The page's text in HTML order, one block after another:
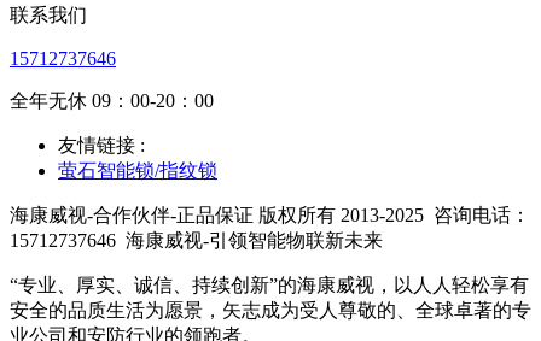
联系我们
15712737646
全年无休 09：00-20：00
友情链接 :
萤石智能锁/指纹锁
海康威视-合作伙伴-正品保证 版权所有 2013-2025 咨询电话：
15712737646 海康威视-引领智能物联新未来
“专业、厚实、诚信、持续创新”的海康威视，以人人轻松享有
安全的品质生活为愿景，矢志成为受人尊敬的、全球卓著的专
业公司和安防行业的领跑者。